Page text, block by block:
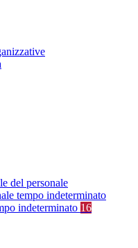
del personale
tempo indeterminato
indeterminato 16